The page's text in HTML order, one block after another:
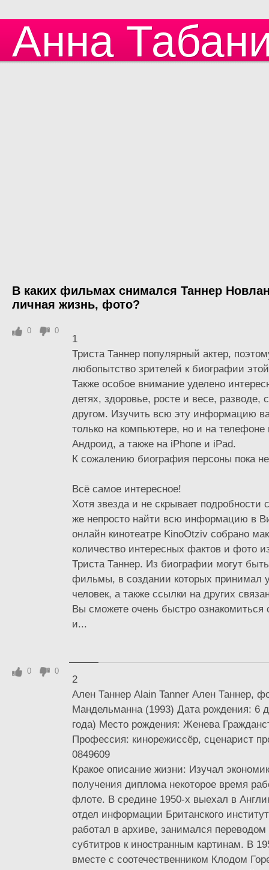
Анна
В каких фильмах снимался Таннер
личная жизнь, фото?
1
Триста Таннер популярный актер,
любопытство зрителей к биографии
Также особое внимание уделено
детях, здоровье, росте и весе, разводе,
другом. Изучить всю эту информацию
только на компьютере, но и на
Андроид, а также на iPhone и iPad.
К сожалению биография персоны пока
Всё самое интересное!
Хотя звезда и не скрывает подробности
же непросто найти всю информацию в
онлайн кинотеатре KinoOtziv собрано
количество интересных фактов и фото
Триста Таннер. Из биографии могут
фильмы, в создании которых принимал
человек, а также ссылки на других
Вы сможете очень быстро ознакомиться
и...
0 0
2
Ален Таннер Alain Tanner Ален Таннер,
Мандельманна (1993) Дата рождения: 6
года) Место рождения: Женева
Профессия: кинорежиссёр, сценарист
0849609
Кракое описание жизни: Изучал
получения диплома некоторое время
флоте. В средине 1950-х выехал в
отдел информации Британского
работал в архиве, занимался переводом
субтитров к иностранным картинам. В
вместе с соотечественником Клодом
0 0